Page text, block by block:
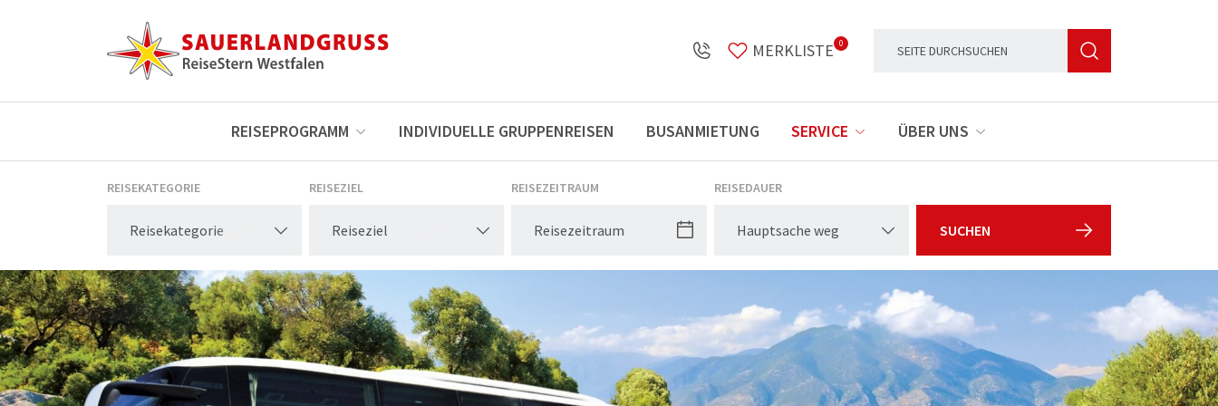
Öffnungszeiten
MERKLISTE 0
REISEPROGRAMM INDIVIDUELLE GRUPPENREISEN BUSANMIETUNG SERVICE ÜBER UNS
REISEKATEGORIE
Reisekategorie
REISEZIEL
Reiseziel
REISEZEITRAUM REISEDAUER
Hauptsache weg SUCHEN